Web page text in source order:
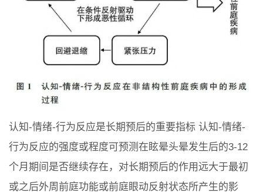
认知-情绪-行为反应是长期预后的重要指标 认知-情绪-
行为反应的强度或程度可预测在眩晕头晕发生后的3-12
个月期间是否继续存在，对长期预后的作用远大于最初
或之后外周前庭功能或前庭眼动反射状态所产生的影